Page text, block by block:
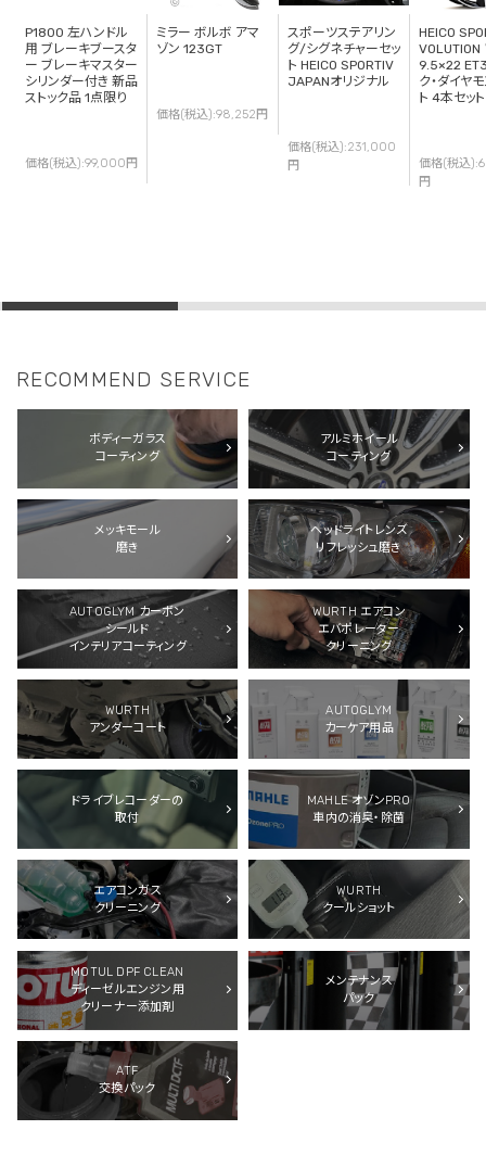
P1800 左ハンドル
用 ブレーキブースタ
ー ブレーキマスター
シリンダー付き 新品
ストック品 1点限り
価格(税込):99,000円
ミラー ボルボ アマ
ゾン 123GT
価格(税込):98,252円
スポーツステアリン
グ/シグネチャーセッ
ト HEICO SPORTIV
JAPANオリジナル
価格(税込):231,000
円
HEICO
9.5×22
ク・ダイヤ
ト 4本セット
価格(税込
円
RECOMMEND SERVICE
ボディーガラス
コーティング
アルミホイール
コーティング
メッキモール
磨き
ヘッドライトレンズ
リフレッシュ磨き
AUTOGLYM カーボン
シールド
インテリアコーティング
WURTH エアコン
エバポレーター
クリーニング
WURTH
アンダーコート
AUTOGLYM
カーケア用品
ドライブレコーダーの
取付
MAHLE オゾンPRO
車内の消臭・除菌
エアコンガス
クリーニング
WURTH
クールショット
MOTUL DPF CLEAN
ディーゼルエンジン用
クリーナー添加剤
メンテナンス
パック
ATF
交換パック